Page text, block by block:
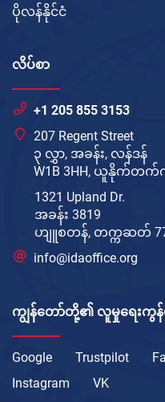
ပိုလန်နိုင်ငံ
လိပ်စာ
+1 205 855 3153
207 Regent Street
၃ လွှာ, အခန်း, လန်ဒန်
W1B 3HH, ယူနိုက်တက်
1321 Upland Dr.
အခန်း 3819
ဟျူစတန်, တက္ကဆတ်
info@idaoffice.org
ကျွန်တော်တို့၏ လူမှုရေးကွ
Google Trustpilot
Instagram
VK